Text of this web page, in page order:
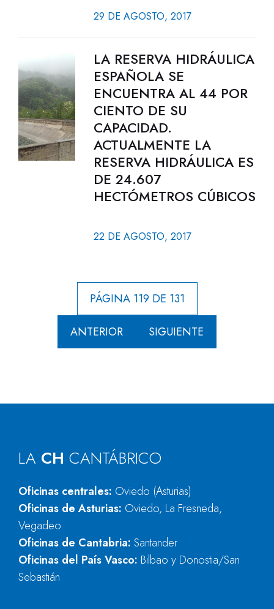
29 DE AGOSTO, 2017
LA RESERVA HIDRÁULICA
ESPAÑOLA SE
ENCUENTRA AL 44 POR
CIENTO DE SU
CAPACIDAD.
ACTUALMENTE LA
RESERVA HIDRÁULICA ES
DE 24.607
HECTÓMETROS CÚBICOS
22 DE AGOSTO, 2017
PÁGINA 119 DE 131
ANTERIOR SIGUIENTE
LA CH CANTÁBRICO
Oficinas centrales: Oviedo (Asturias)
Oficinas de Asturias: Oviedo, La Fresneda,
Vegadeo
Oficinas de Cantabria: Santander
Oficinas del País Vasco: Bilbao y Donostia/San
Sebastián